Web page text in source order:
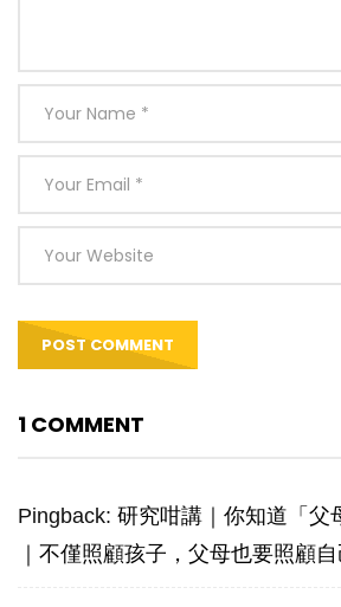
1 COMMENT
Pingback: 研究咁講｜你知道「父
｜不僅照顧孩子，父母也要照顧自